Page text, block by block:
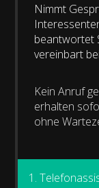
1.
Nimmt
beantwortet
vereinbart
Kein Anruf
erhalten
ohne